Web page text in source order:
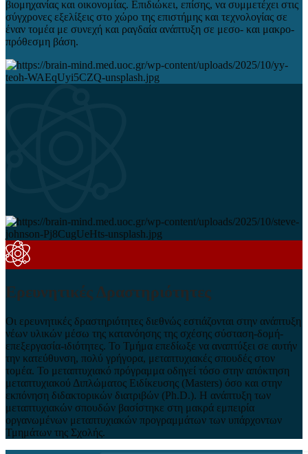
βιομηχανίας και οικονομίας. Επιδιώκει, επίσης, να συμμετέχει στις
σύγχρονες εξελίξεις στο χώρο της επιστήμης και τεχνολογίας σε
έναν τομέα με συνεχή και ραγδαία ανάπτυξη σε μεσο- και μακρο-
πρόθεσμη βάση.
Ερευνητικές Δραστηριότητες
Οι ερευνητικές δραστηριότητες διεθνώς εστιάζονται στην ανάπτυξη
νέων υλικών μέσω της κατανόησης της σχέσης σύσταση-δομή-
επεξεργασία-ιδιότητες. Το Τμήμα επεδίωξε να αναπτύξει σε αυτήν
την κατεύθυνση, πολύ γρήγορα, μεταπτυχιακές σπουδές στον
τομέα. Το μεταπτυχιακό πρόγραμμα οδηγεί τόσο στην απόκτηση
μεταπτυχιακού Διπλώματος Ειδίκευσης (Masters) όσο και στην
εκπόνηση διδακτορικών διατριβών (Ph.D.). Η ανάπτυξη των
μεταπτυχιακών σπουδών βασίστηκε στη μακρά εμπειρία
οργανωμένων μεταπτυχιακών προγραμμάτων των υπάρχοντων
Τμημάτων της Σχολής.